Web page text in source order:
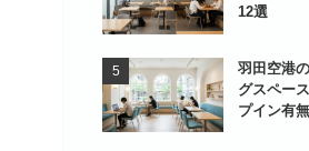
12選
羽田空港
グスペー
プイン有